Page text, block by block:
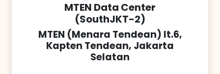
MTEN Data Center
(SouthJKT-2)
MTEN (Menara Tendean) lt.6,
Kapten Tendean, Jakarta
Selatan